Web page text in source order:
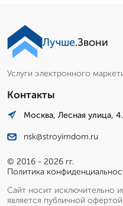
Лучше.Звони
Услуги электронного
Контакты
Москва, Лесная улица,
nsk@stroyimdom.ru
© 2016 - 2026 гг.
Политика
Сайт носит исключительно
является публичной